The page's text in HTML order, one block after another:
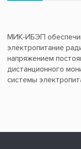
МИК-ИБЭП
электропитание
напряжением
дистанционного
системы